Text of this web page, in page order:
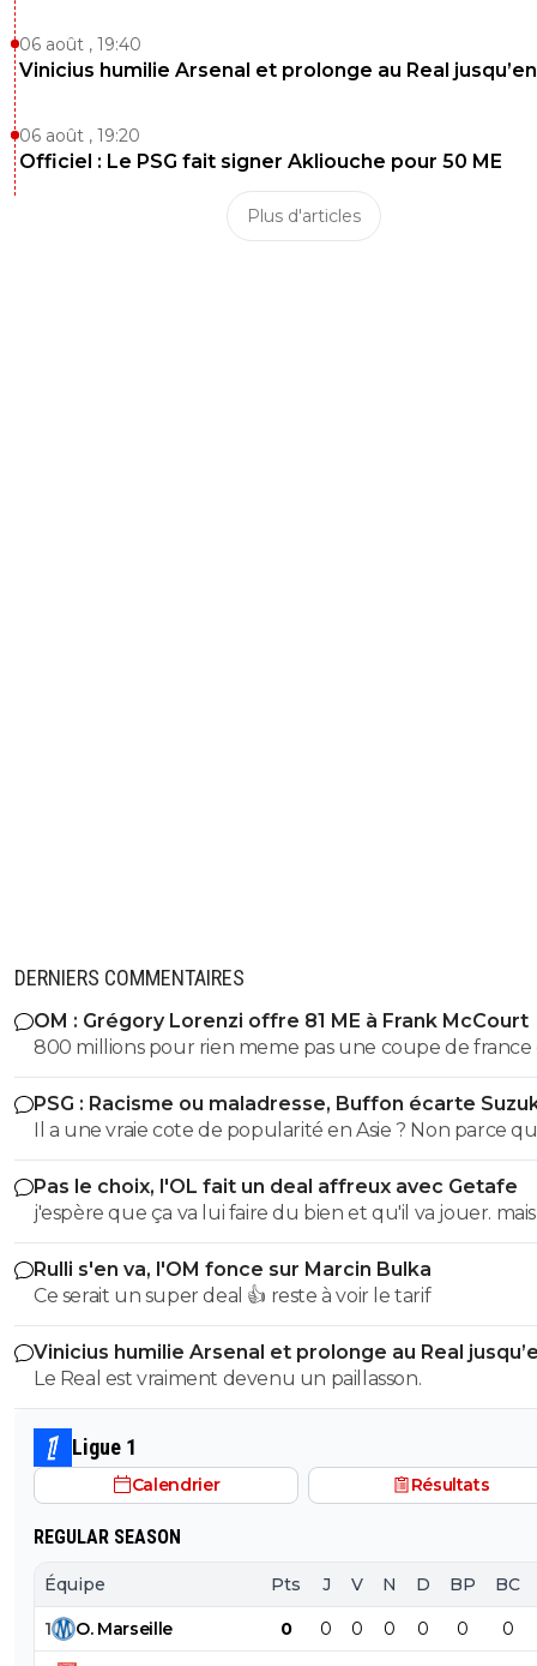
06 août , 19:40
Vinicius humilie Arsenal et prolonge au Real
06 août , 19:20
Officiel : Le PSG fait signer Akliouche pour 50 ME
Plus d'articles
DERNIERS COMMENTAIRES
OM : Grégory Lorenzi offre 81 ME à Frank McCourt
800 millions pour rien meme pas une coupe de france
coupe a guignol c3 ....PSG 1 milliard et demi 2 c1 14 titres
2 milliard et demi 1c1 .....
PSG : Racisme ou maladresse, Buffon écarte
Il a une vraie cote de popularité en Asie ? Non parce
Japon je crois que c'est légèrement raciste non ?
me trompe)
Pas le choix, l'OL fait un deal affreux avec Getafe
j'espère que ça va lui faire du bien et qu'il va jouer.
pas l'air très solide le garçon. vivement qu'on se
des bras cassés de Textor, qui ne savent rien faire de
pieds. j'avais espoir qu'il nous montre un peu de
mais manifestement on s'est bien fait avoir sur ce coup
Rulli s'en va, l'OM fonce sur Marcin Bulka
Ce serait un super deal 👍 reste à voir le tarif
Vinicius humilie Arsenal et prolonge au Real
2032
Le Real est vraiment devenu un paillasson.
Ligue 1
Calendrier Résultats
REGULAR SEASON
Équipe Pts J V N D BP BC
1 O. Marseille 0 0 0 0 0 0 0